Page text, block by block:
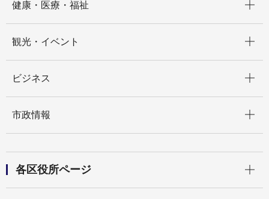
健康・医療・福祉
観光・イベント
ビジネス
市政情報
各区役所ページ